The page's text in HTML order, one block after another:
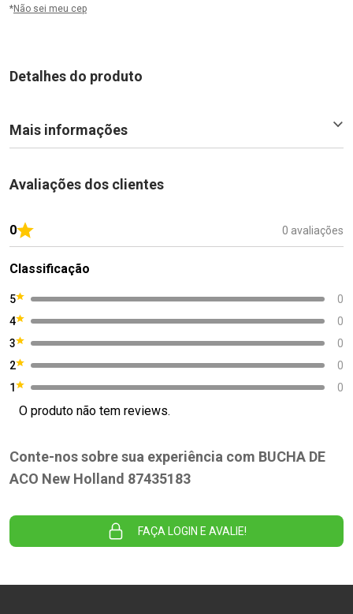
*Não sei meu cep
Detalhes do produto
Mais informações
Avaliações dos clientes
0 0 avaliações
Classificação
5
0
4
0
3
0
2
0
1
0
O produto não tem reviews.
Conte-nos sobre sua experiência com BUCHA DE
ACO New Holland 87435183
FAÇA LOGIN E AVALIE!